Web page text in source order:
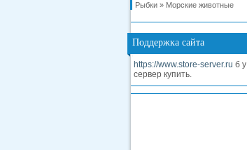
Рыбки » Морские животные
Поддержка сайта
https://www.store-server.ru б у
сервер купить.